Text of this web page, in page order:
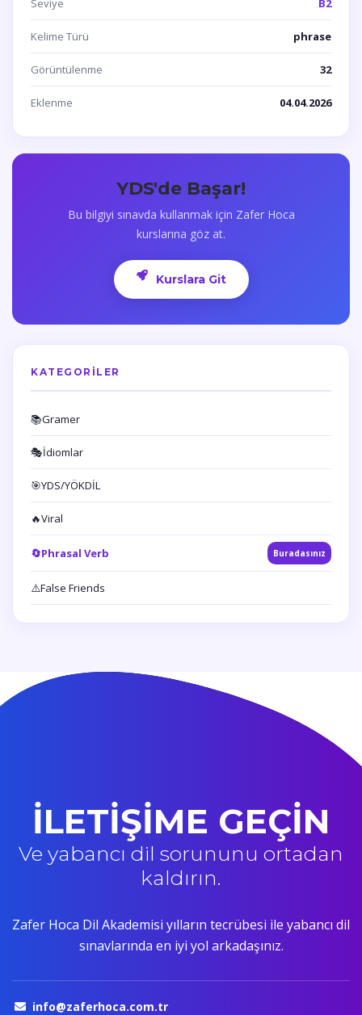
Seviye B2
Kelime Türü phrase
Görüntülenme 32
Eklenme 04.04.2026
YDS'de Başar!
Bu bilgiyi sınavda kullanmak için Zafer Hoca
kurslarına göz at.
Kurslara Git
KATEGORILER
📚Gramer
🎭İdiomlar
🎯YDS/YÖKDİL
🔥Viral
🔄Phrasal Verb Buradasınız
⚠️False Friends
İLETİŞİME GEÇİN
Ve yabancı dil sorununu ortadan
kaldırın.
Zafer Hoca Dil Akademisi yılların tecrübesi ile yabancı dil
sınavlarında en iyi yol arkadaşınız.
info@zaferhoca.com.tr